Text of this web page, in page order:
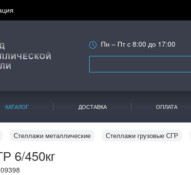
Пн – Пт с 8:00 до 17:00
КАТАЛОГ ДОСТАВКА ОПЛАТА
Стеллажи металлические Стеллажи грузовые СГР
6/450кг